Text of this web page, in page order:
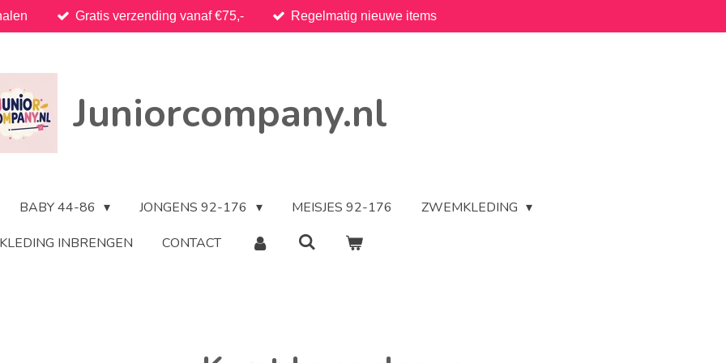
Gratis verzending vanaf €75,- Regelmatig nieuwe items
Juniorcompany.nl
BABY 44-86 JONGENS 92-176 MEISJES 92-176
ZWEMKLEDING
KLEDING INBRENGEN
CONTACT